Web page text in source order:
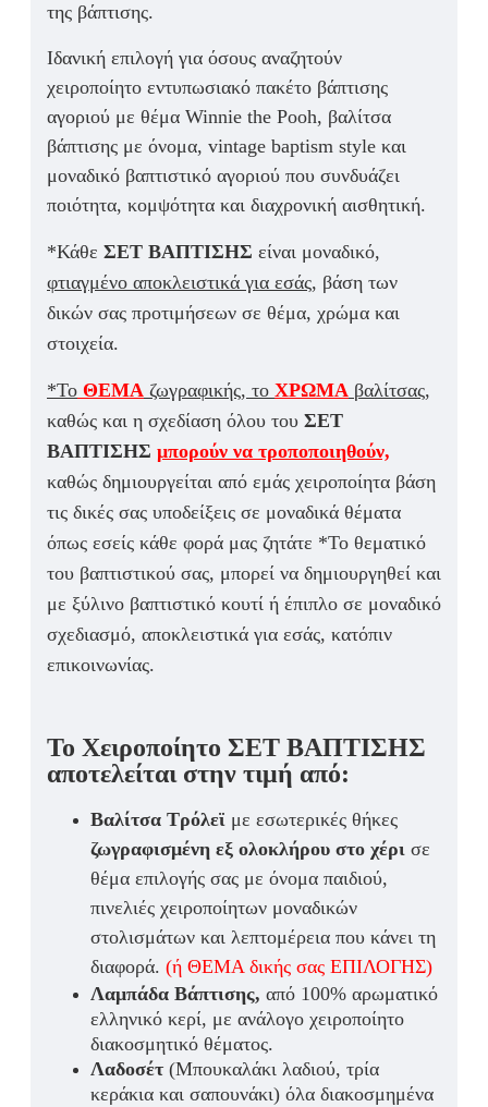
της βάπτισης.
Ιδανική επιλογή για όσους αναζητούν
χειροποίητο εντυπωσιακό πακέτο βάπτισης
αγοριού με θέμα Winnie the Pooh, βαλίτσα
βάπτισης με όνομα, vintage baptism style και
μοναδικό βαπτιστικό αγοριού που συνδυάζει
ποιότητα, κομψότητα και διαχρονική αισθητική.
*Κάθε ΣΕΤ ΒΑΠΤΙΣΗΣ είναι μοναδικό,
φτιαγμένο αποκλειστικά για εσάς, βάση των
δικών σας προτιμήσεων σε θέμα, χρώμα και
στοιχεία.
*Το ΘΕΜΑ ζωγραφικής, το ΧΡΩΜΑ βαλίτσας,
καθώς και η σχεδίαση όλου του ΣΕΤ
ΒΑΠΤΙΣΗΣ μπορούν να τροποποιηθούν,
καθώς δημιουργείται από εμάς χειροποίητα βάση
τις δικές σας υποδείξεις σε μοναδικά θέματα
όπως εσείς κάθε φορά μας ζητάτε *Το θεματικό
του βαπτιστικού σας, μπορεί να δημιουργηθεί και
με ξύλινο βαπτιστικό κουτί ή έπιπλο σε μοναδικό
σχεδιασμό, αποκλειστικά για εσάς, κατόπιν
επικοινωνίας.
Το Χειροποίητο ΣΕΤ ΒΑΠΤΙΣΗΣ
αποτελείται στην τιμή από:
Βαλίτσα Τρόλεϊ με εσωτερικές θήκες
ζωγραφισμένη εξ ολοκλήρου στο χέρι σε
θέμα επιλογής σας με όνομα παιδιού,
πινελιές χειροποίητων μοναδικών
στολισμάτων και λεπτομέρεια που κάνει τη
διαφορά. (ή ΘΕΜΑ δικής σας ΕΠΙΛΟΓΗΣ)
Λαμπάδα Βάπτισης, από 100% αρωματικό
ελληνικό κερί, με ανάλογο χειροποίητο
διακοσμητικό θέματος.
Λαδοσέτ (Μπουκαλάκι λαδιού, τρία
κεράκια και σαπουνάκι) όλα διακοσμημένα